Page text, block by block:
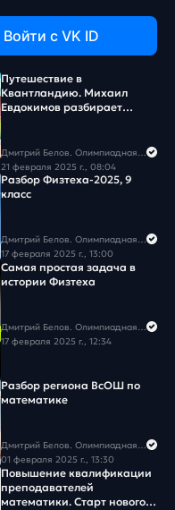
Войти c VK ID
Путешествие в
Квантландию. Михаил
Евдокимов разбирает
Дмитрий Белов. Олимпиадная математика в Школково
21 февраля 2025 г., 08:04
Разбор Физтеха-2025, 9
класс
Дмитрий Белов. Олимпиадная математика в Школково
17 февраля 2025 г., 13:00
Самая простая задача в
истории Физтеха
Дмитрий Белов. Олимпиадная математика в Школково
17 февраля 2025 г., 12:34
Разбор региона ВсОШ по
математике
Дмитрий Белов. Олимпиадная математика в Школково
01 февраля 2025 г., 13:30
Повышение квалификации
преподавателей
математики. Старт нового